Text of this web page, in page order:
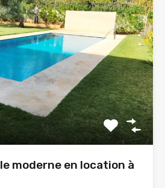
moderne en location à